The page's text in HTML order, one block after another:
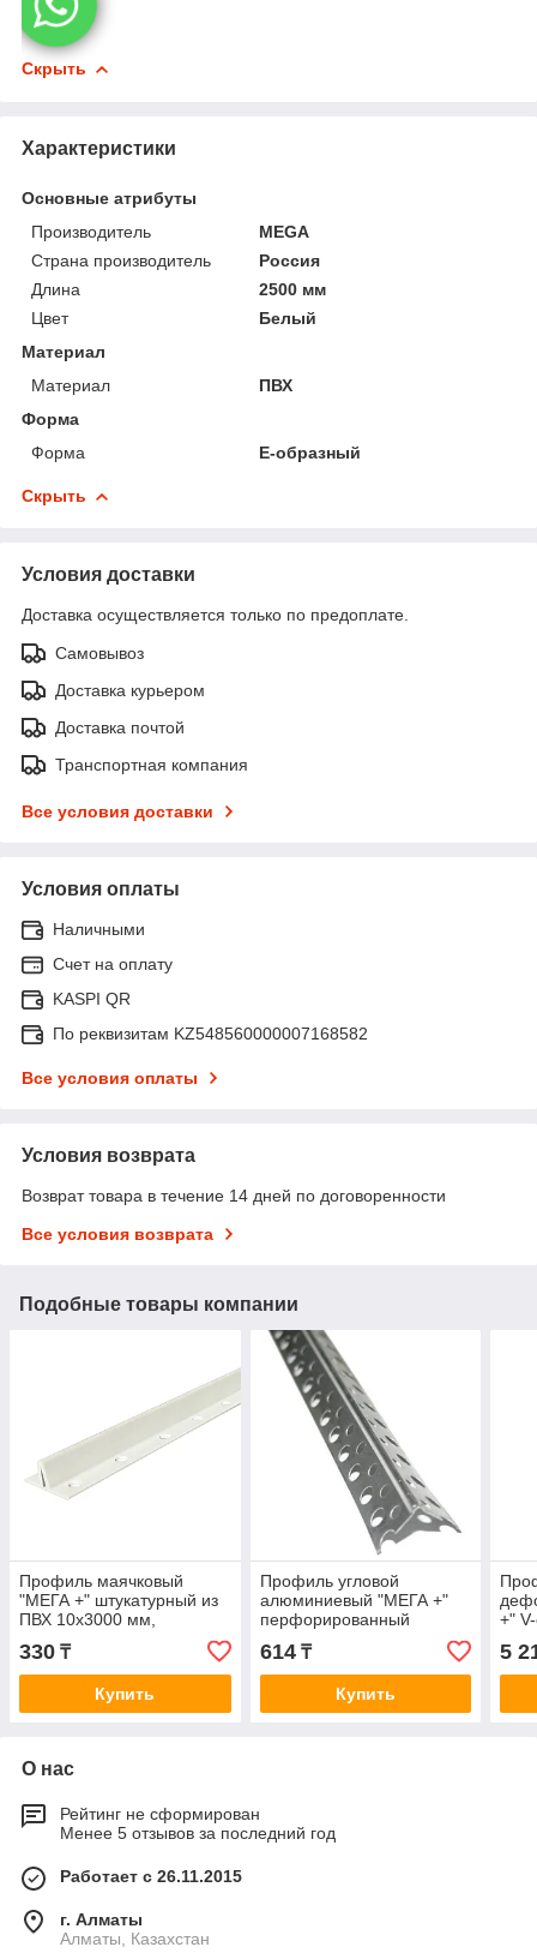
Скрыть
Характеристики
Основные атрибуты
Производитель
MEGA
Страна производитель
Россия
Длина
2500 мм
Цвет
Белый
Материал
Материал
ПВХ
Форма
Форма
Е-образный
Скрыть
Условия доставки
Доставка осуществляется только по предоплате.
Самовывоз
Доставка курьером
Доставка почтой
Транспортная компания
Все условия доставки
Условия оплаты
Наличными
Счет на оплату
KASPI QR
По реквизитам KZ548560000007168582
Все условия оплаты
Условия возврата
Возврат товара в течение 14 дней по договоренности
Все условия возврата
Подобные товары компании
Профиль маячковый
"МЕГА +" штукатурный из
ПВХ 10х3000 мм,
пластиковый
330 ₸
Купить
Профиль угловой
алюминиевый "МЕГА +"
перфорированный
20х20х3000 мм, толщина
0,26 мм
614₸
Купить
+"
5
О нас
Рейтинг не сформирован
Менее 5 отзывов за последний год
Работает с 26.11.2015
г. Алматы
Алматы, Казахстан